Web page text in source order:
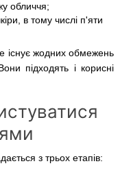
обличчя;
в тому числі п'яти
існує жодних обмежень
підходять і корисні
з трьох етапів: